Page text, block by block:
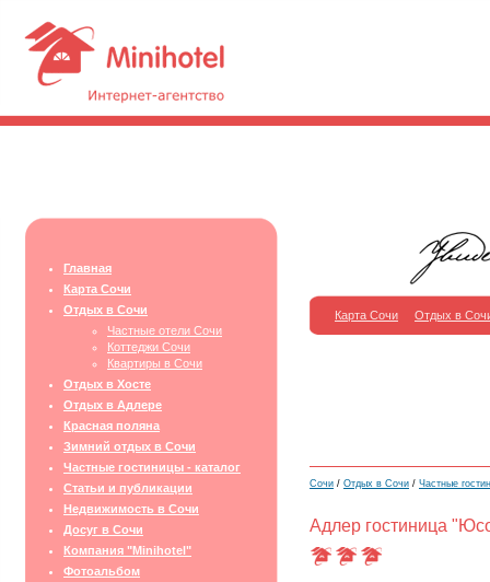
Главная
Карта Сочи
Отдых в Сочи
Частные отели Сочи
Коттеджи Сочи
Квартиры в Сочи
Отдых в Хосте
Отдых в Адлере
Красная поляна
Зимний отдых в Сочи
Частные гостиницы - каталог
Статьи и публикации
Недвижимость в Сочи
Досуг в Сочи
Компания "Minihotel"
Фотоальбом
Карта Сочи Отдых в
Сочи / Отдых в Сочи / Частные
Адлер гостиница